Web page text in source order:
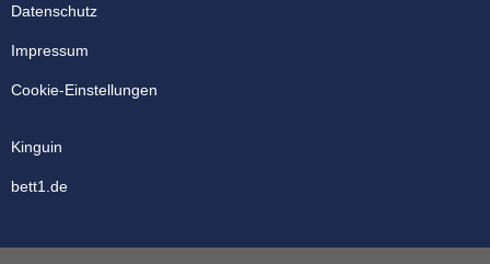
Datenschutz
Impressum
Cookie-Einstellungen
Kinguin
bett1.de